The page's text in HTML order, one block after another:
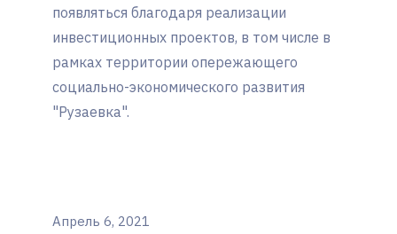
появляться благодаря реализации
инвестиционных проектов, в том числе в
рамках территории опережающего
социально-экономического развития
"Рузаевка".
Апрель 6, 2021